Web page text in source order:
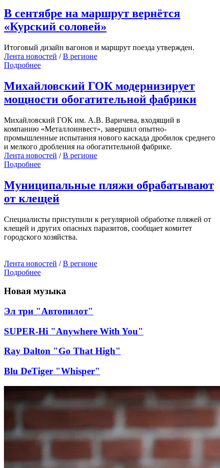
В сентябре на маршрут вернётся
«Курский соловей»
Итоговый дизайн вагонов и маршрут поезда утвержден.
Лента новостей /В регионе
Подробнее
Михайловский ГОК модернизирует
мощности обогатительной фабрики
Михайловский ГОК им. А.В. Варичева, входящий в
компанию «Металлоинвест», завершил опытно-
промышленные испытания нового каскада дробилок среднего
и мелкого дробления на обогатительной фабрике.
Лента новостей /В регионе
Подробнее
Муниципальные пляжи обрабатывают
от клещей
Специалисты приступили к регулярной обработке пляжей от
клещей и других опасных паразитов, сообщает комитет
городского хозяйства.
Лента новостей /В регионе
Подробнее
Новая музыка
Эл три "Автопилот"
SUPER-Hi "Anywhere With You"
Ray Dalton "Go That High"
Blu DeTiger "Whisper"